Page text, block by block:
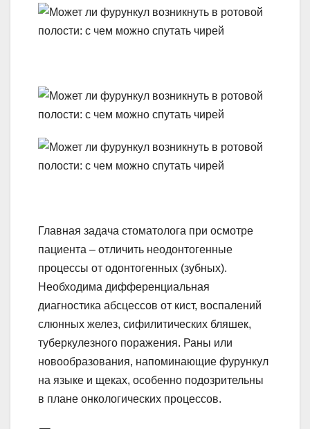
Главная задача стоматолога при осмотре
пациента – отличить неодонтогенные
процессы от одонтогенных (зубных).
Необходима дифференциальная
диагностика абсцессов от кист, воспалений
слюнных желез, сифилитических бляшек,
туберкулезного поражения. Раны или
новообразования, напоминающие фурункул
на языке и щеках, особенно подозрительны
в плане онкологических процессов.